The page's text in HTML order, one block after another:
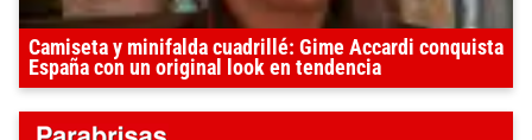
Camiseta y minifalda cuadrillé: Gime Accardi conquista
España con un original look en tendencia